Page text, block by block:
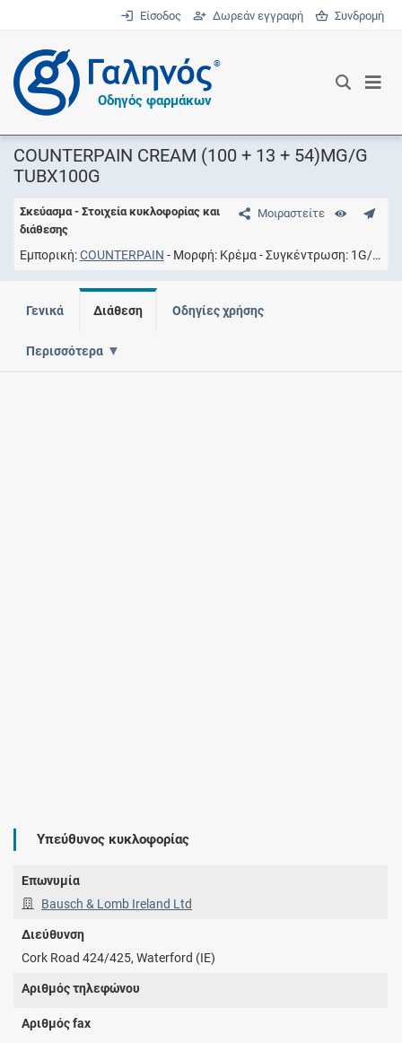
Είσοδος Δωρεάν εγγραφή Συνδρομή
®
Οδηγός φαρμάκων
COUNTERPAIN CREAM (100 + 13 + 54)MG/G
TUBX100G
Μοιραστείτε
Σκεύασμα - Στοιχεία κυκλοφορίας και
διάθεσης
Εμπορική COUNTERPAIN Μορφή Κρέμα Συγκέντρωση 1G/10G (1) + 0.13G/10G (2) + 0.54G/10G (3)
Γενικά Διάθεση Οδηγίες χρήσης
Περισσότερα
Υπεύθυνος κυκλοφορίας
Επωνυμία
Bausch & Lomb Ireland Ltd
Διεύθυνση
Cork Road 424/425, Waterford (IE)
Αριθμός τηλεφώνου
Αριθμός fax